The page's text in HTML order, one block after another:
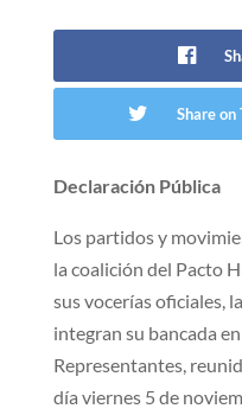
Share
Declaración Pública
Los partidos y
la coalición del Pacto
sus vocerías oficiales,
integran su bancada
Representantes,
día viernes 5 de